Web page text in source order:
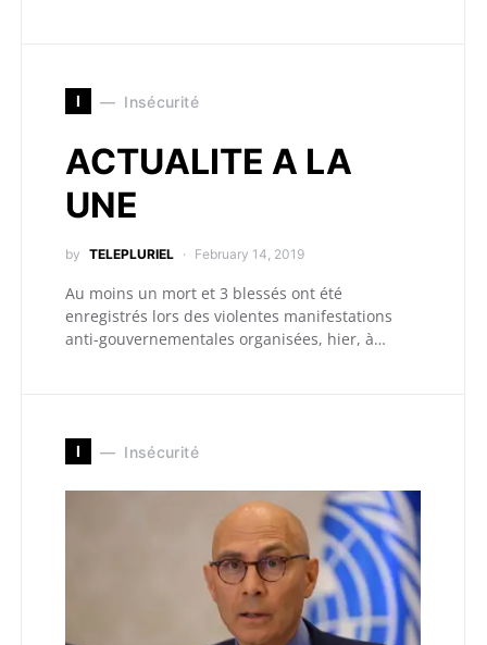
I Insécurité
ACTUALITE A LA
UNE
by TELEPLURIEL February 14, 2019
Au moins un mort et 3 blessés ont été
enregistrés lors des violentes manifestations
anti-gouvernementales organisées, hier, à…
I Insécurité